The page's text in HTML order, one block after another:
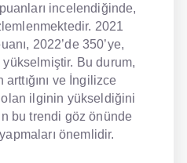
incelendiğinde,
2021
2022’de 350’ye,
yükselmiştir. Bu durum,
ve İngilizce
ilginin yükseldiğini
bu trendi göz önünde
önemlidir.